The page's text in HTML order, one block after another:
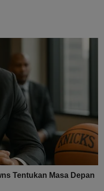
Tentukan Masa Depan